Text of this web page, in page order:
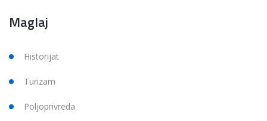
Maglaj
Historijat
Turizam
Poljoprivreda